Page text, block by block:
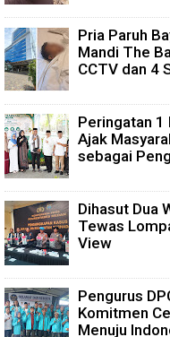
Pria Paruh
Mandi The
CCTV dan 4
Peringatan 1
Ajak
sebagai
Dihasut Dua
Tewas
View
Pengurus
Komitmen
Menuju